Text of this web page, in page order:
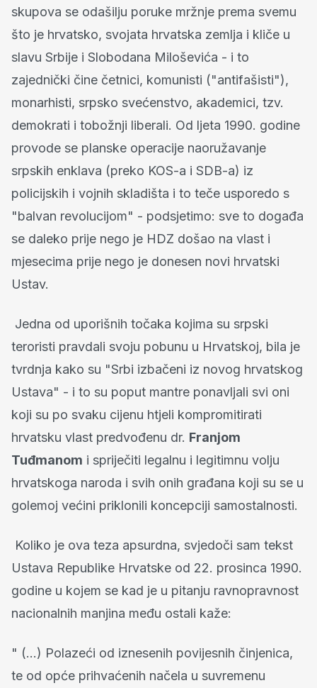
skupova se odašilju poruke mržnje prema svemu
što je hrvatsko, svojata hrvatska zemlja i kliče u
slavu Srbije i Slobodana Miloševića - i to
zajednički čine četnici, komunisti ("antifašisti"),
monarhisti, srpsko svećenstvo, akademici, tzv.
demokrati i tobožnji liberali. Od ljeta 1990. godine
provode se planske operacije naoružavanje
srpskih enklava (preko KOS-a i SDB-a) iz
policijskih i vojnih skladišta i to teče usporedo s
"balvan revolucijom" - podsjetimo: sve to događa
se daleko prije nego je HDZ došao na vlast i
mjesecima prije nego je donesen novi hrvatski
Ustav.
Jedna od uporišnih točaka kojima su srpski
teroristi pravdali svoju pobunu u Hrvatskoj, bila je
tvrdnja kako su "Srbi izbačeni iz novog hrvatskog
Ustava" - i to su poput mantre ponavljali svi oni
koji su po svaku cijenu htjeli kompromitirati
hrvatsku vlast predvođenu dr. Franjom
Tuđmanom i spriječiti legalnu i legitimnu volju
hrvatskoga naroda i svih onih građana koji su se u
golemoj većini priklonili koncepciji samostalnosti.
Koliko je ova teza apsurdna, svjedoči sam tekst
Ustava Republike Hrvatske od 22. prosinca 1990.
godine u kojem se kad je u pitanju ravnopravnost
nacionalnih manjina među ostali kaže:
" (…) Polazeći od iznesenih povijesnih činjenica,
te od opće prihvaćenih načela u suvremenu